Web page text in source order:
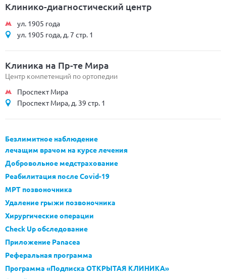
Клинико-диагностический центр
ул. 1905 года
ул. 1905 года, д. 7 стр. 1
Клиника на Пр-те Мира
Центр компетенций по ортопедии
Проспект Мира
Проспект Мира, д. 39 стр. 1
Безлимитное наблюдение
лечащим врачом на курсе лечения
Добровольное медстрахование
Реабилитация после Covid-19
МРТ позвоночника
Удаление грыжи позвоночника
Хирургические операции
Check Up обследование
Приложение Panacea
Реферальная программа
Программа «Подписка ОТКРЫТАЯ КЛИНИКА»